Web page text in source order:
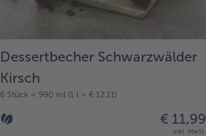
Dessertbecher Schwarzwälder
Kirsch
6 Stück = 990 ml (1 l = € 12,11)
€ 11,99
inkl. MwSt.